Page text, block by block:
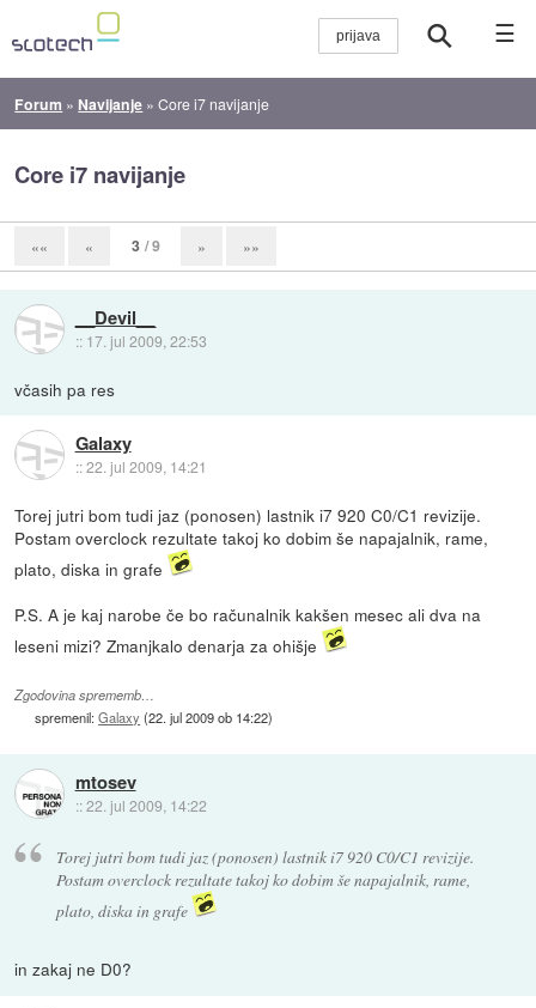
☰
Forum » Navijanje »Core i7 navijanje
Core i7 navijanje
«« « 3 / 9 » »»
__Devil__
:: 17. jul 2009, 22:53
včasih pa res
Galaxy
::22. jul 2009, 14:21
Torej jutri bom tudi jaz (ponosen) lastnik i7 920 C0/C1 revizije.
Postam overclock rezultate takoj ko dobim še napajalnik, rame,
plato, diska in grafe
P.S. A je kaj narobe če bo računalnik kakšen mesec ali dva na
leseni mizi? Zmanjkalo denarja za ohišje
Zgodovina sprememb…
spremenil:Galaxy (22. jul 2009 ob 14:22)
mtosev
::22. jul 2009, 14:22
Torej jutri bom tudi jaz (ponosen) lastnik i7 920 C0/C1 revizije.
Postam overclock rezultate takoj ko dobim še napajalnik, rame,
plato, diska in grafe
in zakaj ne D0?